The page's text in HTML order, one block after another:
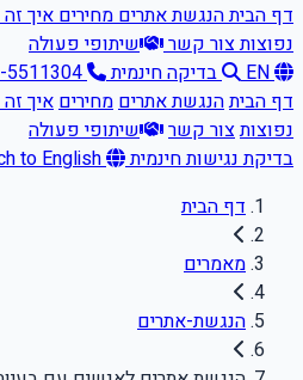
דף הביתהנגשת אתריםמחיריםאיך
נפוצותצור קשר
שיתופי פעולה
EN
בדיקה חינמית
055-5511304
דף הביתהנגשת אתריםמחיריםאיך
נפוצותצור קשר
שיתופי פעולה
בדיקת נגישות חינמית
Switch to English
דף הבית
מאמרים
הנגשת-אתרים